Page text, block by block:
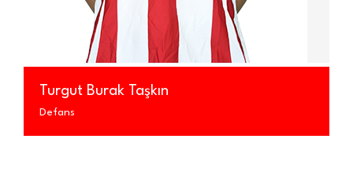
Turgut Burak Taşkın
Defans